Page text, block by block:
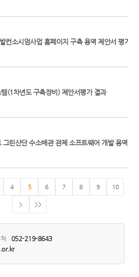
컨소시엄사업 홈페이지 구축 용역 제안서 평가결
(1차년도 구축장비) 제안서평가 결과
그린산단 수소배관 관제 소프트웨어 개발 용역업
4 5 6 7 8 9 10
> >>
: 052-219-8643